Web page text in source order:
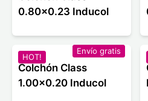
0.80x0.23 Inducol
HOT!
Envío gratis
Colchón Class
1.00x0.20 Inducol